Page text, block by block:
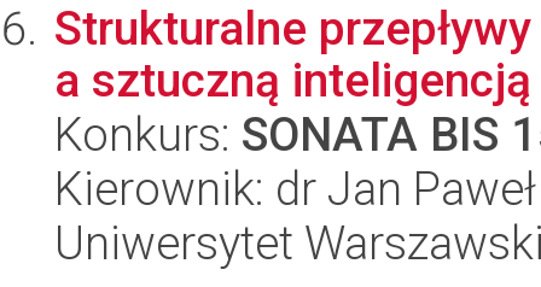
Strukturalne
a sztuczną inteligencją
Konkurs: SONATA BIS
Kierownik: dr Jan
Uniwersytet